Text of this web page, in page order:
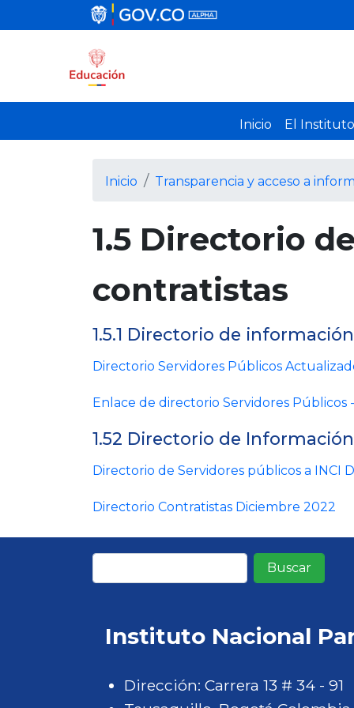
Inicio El Instituto
Inicio Transparencia y acceso a
1.5 Directorio
contratistas
1.5.1 Directorio de
Directorio Servidores Públicos
Enlace de directorio Servidores Públicos
1.52 Directorio de
Directorio de Servidores públicos a INCI
Directorio Contratistas Diciembre 2022
Instituto Nacional
Dirección: Carrera 13 # 34 - 91